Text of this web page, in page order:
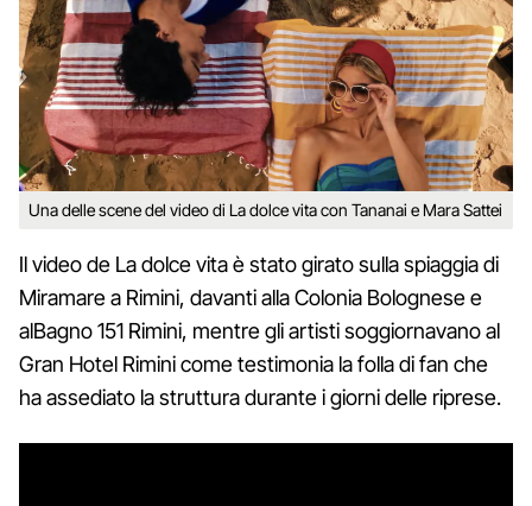
Una delle scene del video di La dolce vita con Tananai e Mara Sattei
Il video de La dolce vita è stato girato sulla spiaggia di
Miramare a Rimini, davanti alla Colonia Bolognese e
alBagno 151 Rimini, mentre gli artisti soggiornavano al
Gran Hotel Rimini come testimonia la folla di fan che
ha assediato la struttura durante i giorni delle riprese.